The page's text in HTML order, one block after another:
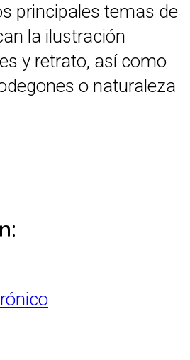
principales temas de
la ilustración
y retrato, así como
o naturaleza